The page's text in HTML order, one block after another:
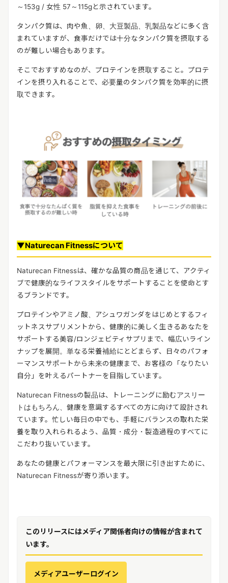
～153g / 女性 57～115gと示されています。
タンパク質は、肉や魚、卵、大豆製品、乳製品などに多く含
まれていますが、食事だけでは十分なタンパク質を摂取する
のが難しい場合もあります。
そこでおすすめなのが、プロテインを摂取すること。プロテ
インを摂り入れることで、必要量のタンパク質を効率的に摂
取できます。
▼Naturecan Fitnessについて
Naturecan Fitnessは、確かな品質の商品を通じて、アクティ
ブで健康的なライフスタイルをサポートすることを使命とす
るブランドです。
プロテインやアミノ酸、アシュワガンダをはじめとするフィ
ットネスサプリメントから、健康的に美しく生きるあなたを
サポートする美容/ロンジェビティサプリまで、幅広いライン
ナップを展開。単なる栄養補給にとどまらず、日々のパフォ
ーマンスサポートから未来の健康まで、お客様の「なりたい
自分」を叶えるパートナーを目指しています。
Naturecan Fitnessの製品は、トレーニングに励むアスリー
トはもちろん、健康を意識するすべての方に向けて設計され
ています。忙しい毎日の中でも、手軽にバランスの取れた栄
養を取り入れられるよう、品質・成分・製造過程のすべてに
こだわり抜いています。
あなたの健康とパフォーマンスを最大限に引き出すために、
Naturecan Fitnessが寄り添います。
このリリースにはメディア関係者向けの情報が含まれて
います。
メディアユーザーログイン